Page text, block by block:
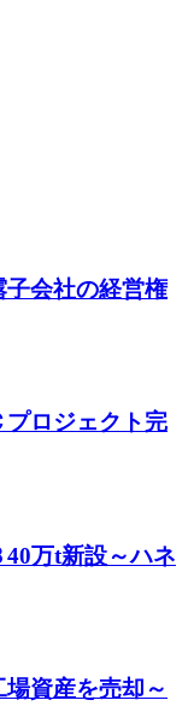
子会社の経営権
プロジェクト完
万t新設～ハネ
資産を売却～